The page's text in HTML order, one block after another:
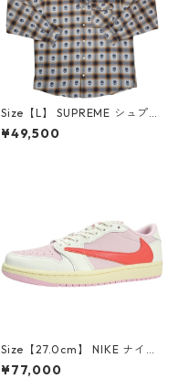
Size【L】 SUPREME シュプリ
ーム ×Number (N)ine 25FW
Hooded Flannel Shirt Blue
¥49,500
Size【27.0cm】 NIKE ナイキ
×Travis Scott AIR JORDAN 1
LOW OG SP Muslin/Shy Pink
¥77,000